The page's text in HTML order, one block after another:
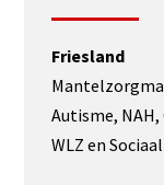
Friesland
Autisme, NAH,
WLZ en